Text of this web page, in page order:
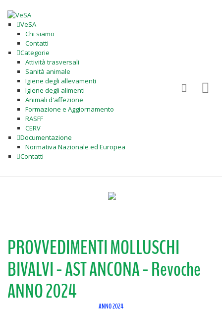
VeSA
Chi siamo
Contatti
Categorie
Attività trasversali
Sanità animale
Igiene degli allevamenti
Igiene degli alimenti
Animali d'affezione
Formazione e Aggiornamento
RASFF
CERV
Documentazione
Normativa Nazionale ed Europea
Contatti
PROVVEDIMENTI MOLLUSCHI
BIVALVI - AST ANCONA - Revoche
ANNO 2024
ANNO 2024